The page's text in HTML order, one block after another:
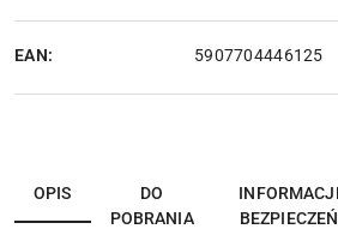
EAN: 5907704446125
OPIS
DO
POBRANIA